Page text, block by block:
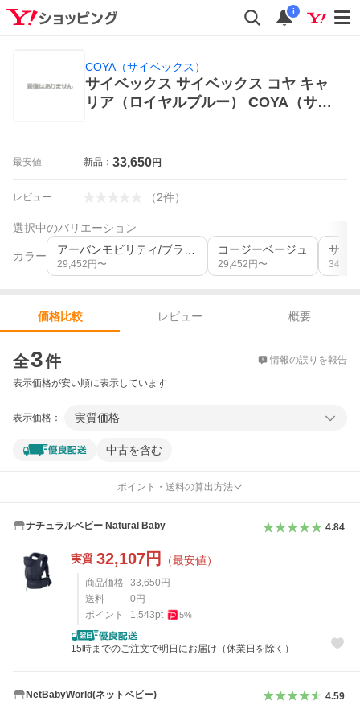
i
COYA（サイベックス）
サイベックス サイベックス コヤ キャ
リア（ロイヤルブルー） COYA（サイ
最安値 新品： 33,650円
レビュー （2件）
選択中のバリエーション
カラー
29,452 円〜
コージーベージュ
29,452 円〜
サン
34,650
価格比較 レビュー
概要
全3件 情報の誤りを報告
表示価格が安い順に表示しています
表示価格： 実質価格
中古を含む
ポイント・送料の算出方法
ナチュラルベビー Natural Baby 4.84
実質 32,107円 （最安値）
商品価格 33,650 円
送料
0 円
ポイント
1,543pt 5%
15時までのご注文で明日にお届け（休業日を除く）
NetBabyWorld(ネットベビー) 4.59